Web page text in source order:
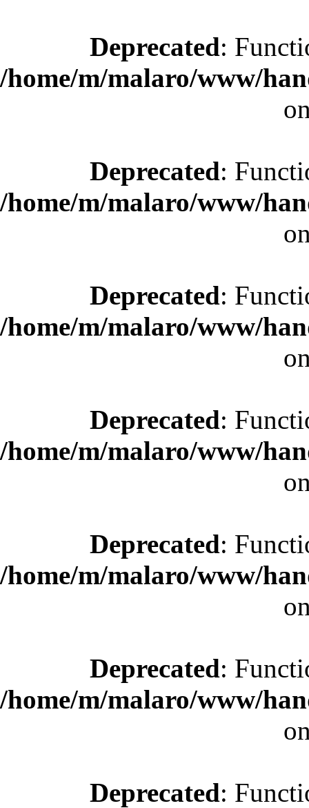
Deprecated:
/home/m/malaro/www/
Deprecated:
/home/m/malaro/www/
Deprecated:
/home/m/malaro/www/
Deprecated:
/home/m/malaro/www/
Deprecated:
/home/m/malaro/www/
Deprecated:
/home/m/malaro/www/
Deprecated: